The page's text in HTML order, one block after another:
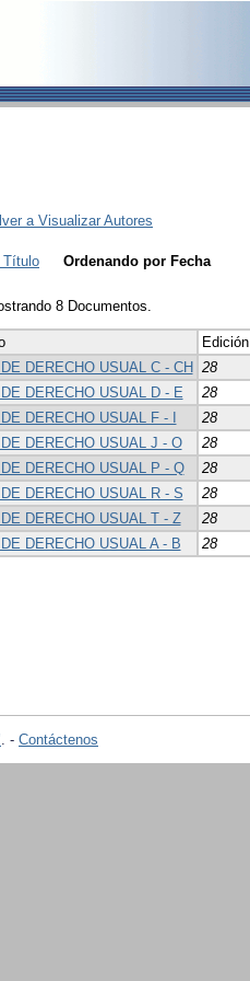
a Visualizar Autores
Título Ordenando por Fecha
8 Documentos.
Edición
DERECHO USUAL C - CH 28
DERECHO USUAL D - E 28
DERECHO USUAL F - I 28
DERECHO USUAL J - O 28
DERECHO USUAL P - Q 28
DERECHO USUAL R - S 28
DERECHO USUAL T - Z 28
DERECHO USUAL A - B 28
. - Contáctenos